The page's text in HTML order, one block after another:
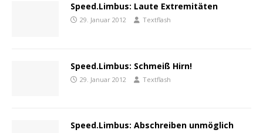
Speed.Limbus: Laute Extremitäten
29. Januar 2012 Textflash
Speed.Limbus: Schmeiß Hirn!
29. Januar 2012 Textflash
Speed.Limbus: Abschreiben unmöglich